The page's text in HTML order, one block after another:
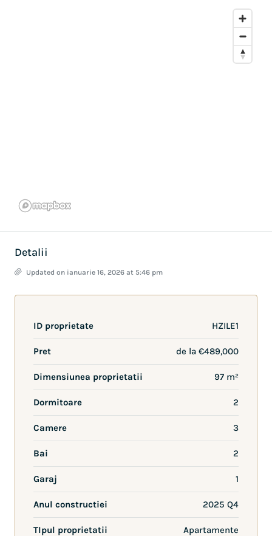
Detalii
Updated on ianuarie 16, 2026 at 5:46 pm
ID proprietate HZILE1
Pret de la €489,000
Dimensiunea proprietatii 97 m²
Dormitoare 2
Camere 3
Bai 2
Garaj 1
Anul constructiei 2025 Q4
TIpul proprietatii Apartamente